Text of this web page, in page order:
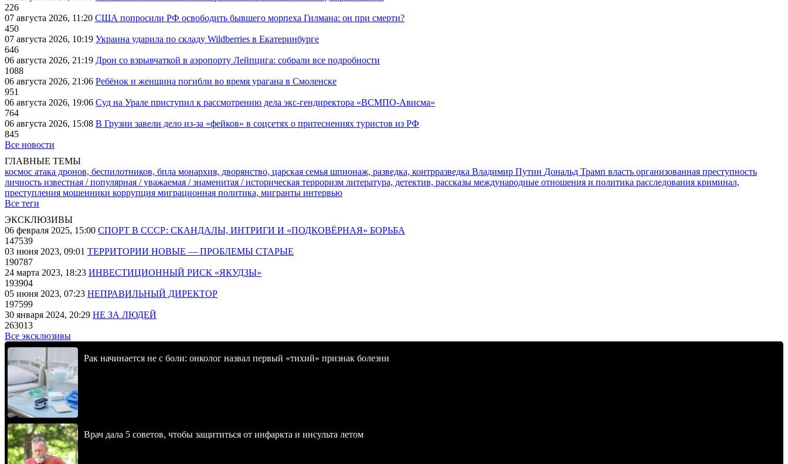
226
07 августа 2026, 11:20 США попросили РФ освободить бывшего морпеха Гилмана: он при смерти?
450
07 августа 2026, 10:19 Украина ударила по складу Wildberries в Екатеринбурге
646
06 августа 2026, 21:19 Дрон со взрывчаткой в аэропорту Лейпцига: собрали все подробности
1088
06 августа 2026, 21:06 Ребёнок и женщина погибли во время урагана в Смоленске
951
06 августа 2026, 19:06 Суд на Урале приступил к рассмотрению дела экс-гендиректора «ВСМПО-Ависма»
764
06 августа 2026, 15:08 В Грузии завели дело из-за «фейков» в соцсетях о притеснениях туристов из РФ
845
Все новости
ГЛАВНЫЕ ТЕМЫ
космос атака дронов, беспилотников, бпла монархия, дворянство, царская семья шпионаж, разведка, контрразведка Владимир Путин Дональд Трамп власть организованная преступность
личность известная / популярная / уважаемая / знаменитая / историческая терроризм литература, детектив, рассказы международные отношения и политика расследования криминал,
преступления мошенники коррупция миграционная политика, мигранты интервью
Все теги
ЭКСКЛЮЗИВЫ
06 февраля 2025, 15:00 СПОРТ В СССР: СКАНДАЛЫ, ИНТРИГИ И «ПОДКОВЁРНАЯ» БОРЬБА
147539
03 июня 2023, 09:01 ТЕРРИТОРИИ НОВЫЕ — ПРОБЛЕМЫ СТАРЫЕ
190787
24 марта 2023, 18:23 ИНВЕСТИЦИОННЫЙ РИСК «ЯКУДЗЫ»
193904
05 июня 2023, 07:23 НЕПРАВИЛЬНЫЙ ДИРЕКТОР
197599
30 января 2024, 20:29 НЕ ЗА ЛЮДЕЙ
263013
Все эксклюзивы
Рак начинается не с боли: онколог назвал первый «тихий» признак болезни
Врач дала 5 советов, чтобы защититься от инфаркта и инсульта летом